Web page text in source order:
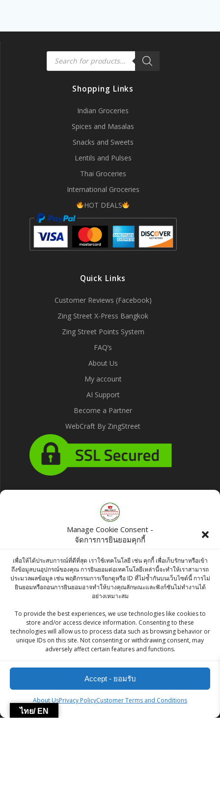
Manage Cookie Consent -
จัดการการยินยอมคุกกี้
เพื่อให้ได้ประสบการณ์ที่ดีที่สุด เราใช้เทคโนโลยี เช่น คุกกี้ เพื่อเก็บรักษาหรือเข้า
ถึงข้อมูลบนอุปกรณ์ของคุณ การยินยอมต่อเทคโนโลยีเหล่านี้จะทำให้เราสามารถ
ประมวลผลข้อมูล เช่น พฤติกรรมการเรียกดูหรือ ID ที่ไม่ซ้ำกันบนเว็บไซต์นี้ การไม่
ยินยอมหรือถอนการยินยอมอาจทำให้บางคุณลักษณะและฟังก์ชันไม่ทำงานได้
อย่างเหมาะสม
To provide the best experiences, we use technologies like cookies to
store and/or access device information. Consenting to these
technologies will allow us to process data such as browsing behavior or
unique IDs on this site. Not consenting or withdrawing consent, may
adversely affect certain features and functions.
Accept - ยอมรับ
About UsPrivacy PolicyCustomer Terms and Conditions
Products
search
Shopping Links
Indian Groceries
Spices and Masalas
Snacks and Sweets
Lentils and Pulses
Thai Groceries
International Groceries
HOT DEALS
Quick Links
Customer Reviews (Facebook)
Zing Street X-Press Bangkok
Zing Street Points System
FAQ’s
About Us
My account
AI Support
Become a Partner
WebCraft By ZingStreet
Products
KC CHANNA DAL - 0.5 kg
฿42.00
Laser Cut - Hand Finished Arabic
Calligraphy Allahuakbar 32 cmx 32 cm x 2.5
cm (1.5 Kg) -Free Shipping
฿2,945.00Original
price
was:
฿2,500.00Current
price
is:
Roasted Chana Lemon Pudina - 200g
฿90.00 Original
price
was:
฿90.00.
฿85.50Current
price
is:
฿85.50.
ZingStreet Co.,Ltd
ไทย/ EN